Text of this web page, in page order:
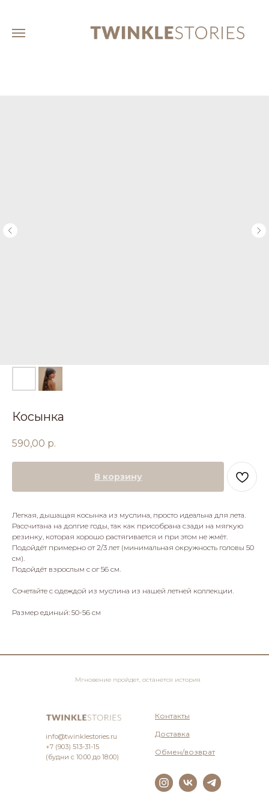
Косынка
590,00 р.
В корзину
Легкая, дышащая косынка из муслина, просто идеальна для лета.
Рассчитана на долгие годы, так как присобрана сзади на мягкую
резинку, которая хорошо растягивается и при этом не жмёт.
Подойдёт примерно от 2/3 лет (минимальная окружность головы 50
см).
Подойдёт взрослым с ог 56 см.
Сочетайте с одеждой из муслина из нашей летней коллекции.
Размер единый: 50-56 см
Мгновение пройдет, останется история
info@twinklestories.ru
+7 (903) 513-31-15
(будни с 10:00 до 18:00)
Контакты
Доставка
Обмен/возврат